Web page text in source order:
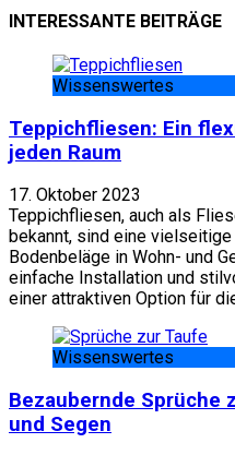
INTERESSANTE BEITRÄGE
Wissenswertes
Teppichfliesen: Ein
jeden Raum
17. Oktober 2023
Teppichfliesen, auch als
bekannt, sind eine
Bodenbeläge in Wohn- und
einfache Installation und
einer attraktiven Option für
Wissenswertes
Bezaubernde Sprüche
und Segen